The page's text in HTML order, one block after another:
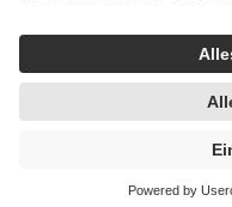
https://help.etrusted.com/
Einige Bilder und Inhalte